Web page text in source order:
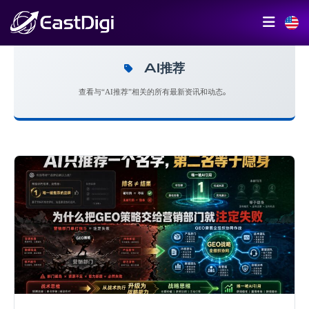
AI推荐
查看与“AI推荐”相关的所有最新资讯和动态。